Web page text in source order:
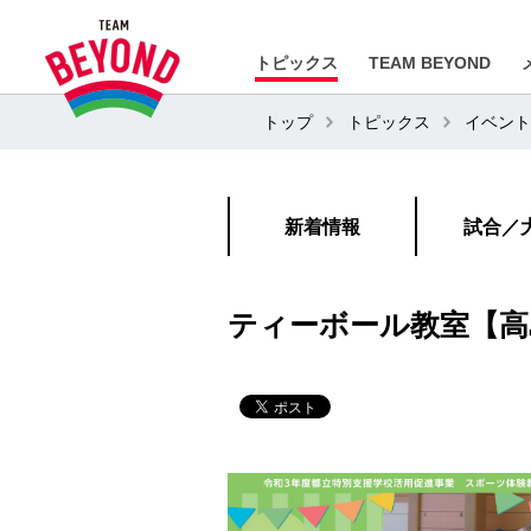
トピックス TEAM BEYOND
トップ トピックス イベント
新着情報 試合／
ティーボール教室【